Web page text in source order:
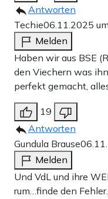
Antworten
Techie06.11.2025
Melden
Haben wir aus BSE
den Viechern was
perfekt gemacht,
19
Antworten
Gundula Brause
Melden
Und VdL und ihre
rum…finde den Fehler.